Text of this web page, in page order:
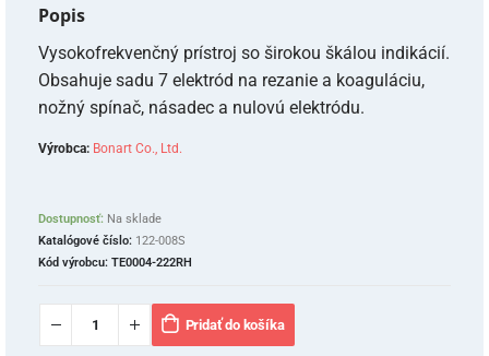
Popis
Vysokofrekvenčný prístroj so širokou škálou indikácií.
Obsahuje sadu 7 elektród na rezanie a koaguláciu,
nožný spínač, násadec a nulovú elektródu.
Výrobca: Bonart Co., Ltd.
Dostupnosť: Na sklade
Katalógové číslo: 122-008S
Kód výrobcu: TE0004-222RH
Pridať do košíka